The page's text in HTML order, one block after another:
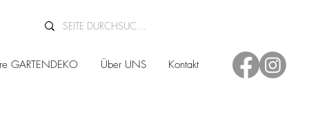
GARTENDEKO Über UNS Kontakt